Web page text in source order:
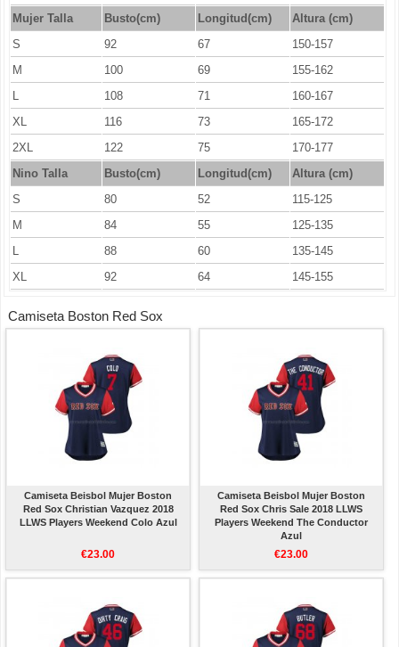
Mujer Talla
Busto(cm) Longitud(cm)
Altura (cm)
S
92 67
150-157
M
100 69
155-162
L
108 71
160-167
XL
116 73
165-172
2XL
122 75
170-177
Nino Talla
Busto(cm) Longitud(cm)
Altura (cm)
S
80 52
115-125
M
84 55
125-135
L
88 60
135-145
XL
92 64 145-155
Camiseta Boston Red Sox
Camiseta Beisbol Mujer Boston
Red Sox Christian Vazquez 2018
LLWS Players Weekend Colo Azul
€23.00
Camiseta Beisbol Mujer Boston
Red Sox Chris Sale 2018 LLWS
Players Weekend The Conductor
Azul
€23.00